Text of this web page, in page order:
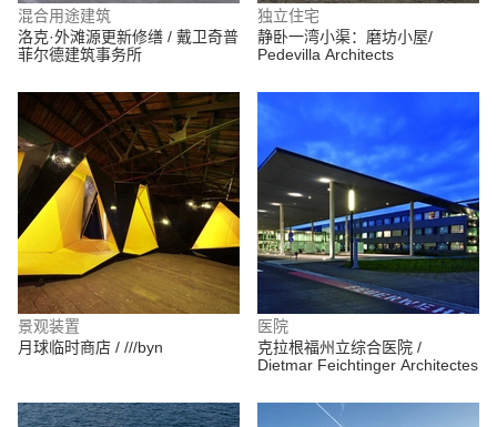
混合用途建筑
洛克·外滩源更新修缮 / 戴卫奇普
菲尔德建筑事务所
独立住宅
静卧一湾小渠：磨坊小屋/
Pedevilla Architects
景观装置
月球临时商店 / ///byn
医院
克拉根福州立综合医院 /
Dietmar Feichtinger Architectes